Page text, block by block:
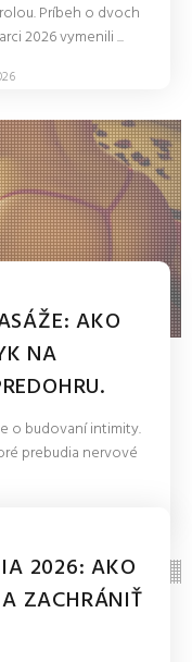
Príbeh o dvoch
2026 vymenili ...
AKO
NA
o budovaní intimity.
prebudia nervové
2026: AKO
ZACHRÁNIŤ